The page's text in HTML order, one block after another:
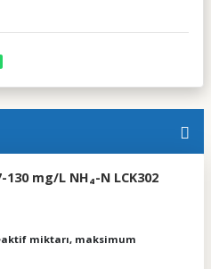
mg/L NH₄-N LCK302
miktarı, maksimum